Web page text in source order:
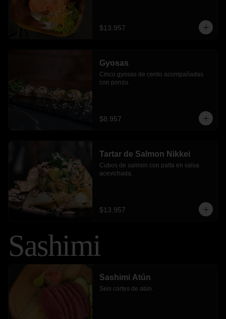
$13.957
Gyosas
Cinco gyosas de cerdo acompañadas
con ponzu.
$8.957
Tartar de Salmon Nikkei
Cubos de salmon con palta en salsa
acevichada.
$13.957
Sashimi
Sashimi Atún
Seis cortes de atún.